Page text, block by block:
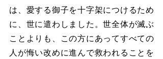
は、愛する御子を十字架につけるため
に、世に遣わしました。世全体が滅ぶ
ことよりも、この方にあってすべての
人が悔い改めに進んで救われることを